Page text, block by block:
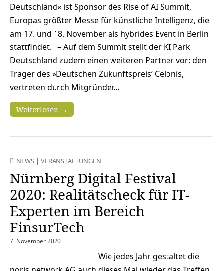
Deutschland« ist Sponsor des Rise of AI Summit,
Europas größter Messe für künstliche Intelligenz, die
am 17. und 18. November als hybrides Event in Berlin
stattfindet. – Auf dem Summit stellt der KI Park
Deutschland zudem einen weiteren Partner vor: den
Träger des »Deutschen Zukunftspreis‘ Celonis,
vertreten durch Mitgründer…
Weiterlesen →
NEWS | VERANSTALTUNGEN
Nürnberg Digital Festival
2020: Realitätscheck für IT-
Experten im Bereich
FinsurTech
7. November 2020
Wie jedes Jahr gestaltet die